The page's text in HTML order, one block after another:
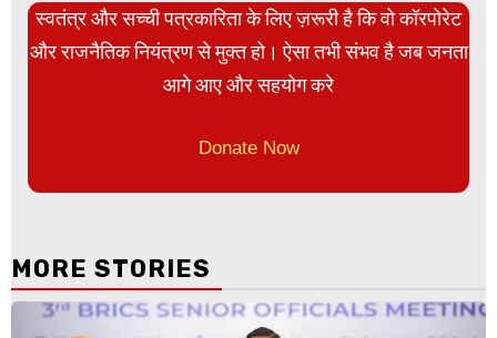
स्वतंत्र और सच्ची पत्रकारिता के लिए ज़रूरी है कि वो कॉरपोरेट
और राजनैतिक नियंत्रण से मुक्त हो। ऐसा तभी संभव है जब जनता
आगे आए और सहयोग करे
Donate Now
MORE STORIES